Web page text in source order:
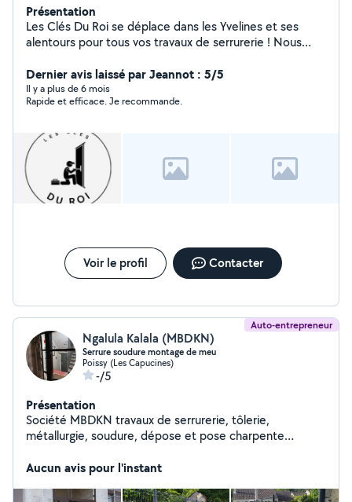
Présentation
Les Clés Du Roi se déplace dans les Yvelines et ses
alentours pour tous vos travaux de serrurerie ! Nous
sociétés, pour répondre à toutes vos demandes de
dépannage ou d'installation de serrures ! Nous traitons
toutes les demandes de dépannages, d'installation ou
Nous intervenons toujours après l'élaboration d'un devis
gratuit en ligne ! Nous pouvons également intervenir en
urgence, il suffit de nous appeler pour cela !
Dernier avis laissé par Jeannot : 5/5
Il y a plus de 6 mois
Rapide et efficace. Je recommande.
Voir le profil Contacter
Auto-entrepreneur
Ngalula Kalala (MBDKN)
Serrure soudure montage de meu
Poissy (Les Capucines)
-/5
Présentation
Société MBDKN travaux de serrurerie, tôlerie,
métallurgie, soudure, dépose et pose charpente
Aucun avis pour l'instant